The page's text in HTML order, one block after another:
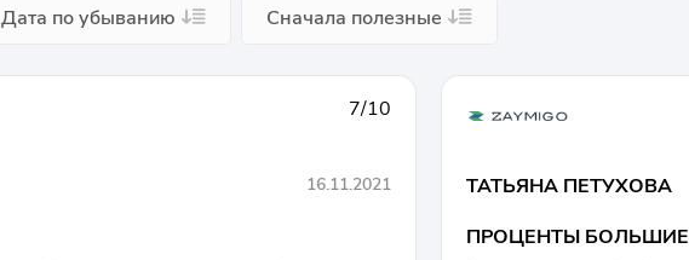
Дата по убыванию Сначала полезные
7/10
16.11.2021 ТАТЬЯНА ПЕТУХОВА
ПРОЦЕНТЫ БОЛЬШИЕ